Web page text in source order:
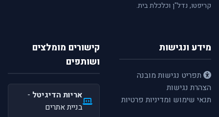
קריפטו, נדל"ן וכלכלת בית.
מידע ונגישות
תפריט נגישות מובנה
הצהרת נגישות
תנאי שימוש ומדיניות פרטיות
קישורים מומלצים
ושותפים
אריות הדיגיטל -
בניית אתרים